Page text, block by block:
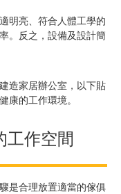
明亮、符合人體工學的
。反之，設備及設計簡
造家居辦公室，以下貼
康的工作環境。
工作空間
是合理放置適當的傢俱